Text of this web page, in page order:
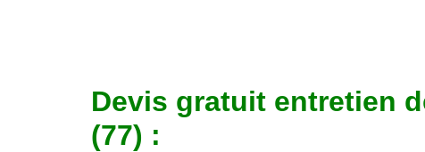
Devis gratuit entretien
(77) :